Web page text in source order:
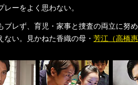
ーをよく思わない。
ブレず、育児・家事と捜査の両立に努
い。見かねた香織の母・ 芳江（高橋惠